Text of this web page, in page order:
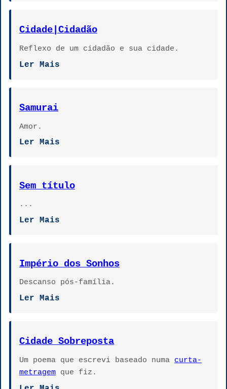
Cidade|Cidadão
Reflexo de um cidadão e sua cidade.
Ler Mais
Samurai
Amor.
Ler Mais
Sem título
...
Ler Mais
Império dos Sonhos
Descanso pós-família.
Ler Mais
Cidade Sobreposta
Um poema que escrevi baseado numa curta-
metragem que fiz.